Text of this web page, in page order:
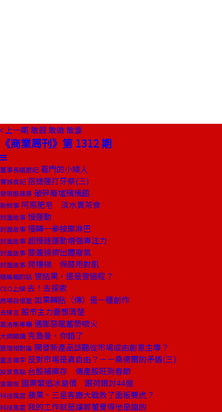
上一期 敢殺 敢做 敢要
《商業周刊》第 1312 期
董事長嬉遊記 看門的小矮人
饕姊食記 搭捷運打牙祭(三)
發現酷建築 破碎廢墟殯儀館
新鮮事 阿原肥皂 淡水賣茶食
封面故事 慢運動
封面故事 慢轉一拳按摩淋巴
封面故事 超慢速運動增強專注力
封面故事 膝蓋操擠出體廢氣
封面故事 爬樓梯 保膝用對肌
總編輯的話 管結果，還是管過程？
CEO上線 去！去探索
商場自慢塾 如果轉貼（傳）是一種創作
去梯言 股市主力要想清楚
葛洛斯專欄 通膨惡龍蓄勢噴火
大師開講 克魯曼，你錯了
管理相對論 開發新產品該聽從市場或由創意主導？
童言識李 反對市場是真自由？－－桑德爾的矛盾(三)
投資焦點 台股補庫存 傳產股旺到春節
金融街 國票緊追冰島債 跟荷銀討44億
科技風雲 蘋果、三星客廳大戰救了面板雙虎？
科技風雲 我的工作就是讓郭董覺得他是錯的